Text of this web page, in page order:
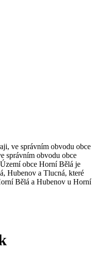
ve správním obvodu obce
správním obvodu obce
obce Horní Bělá je
Hubenov a Tlucná, které
Bělá a Hubenov u Horní